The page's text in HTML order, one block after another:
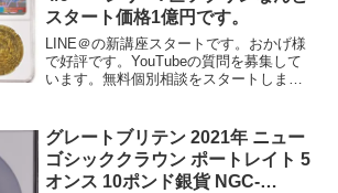
スタート価格1億円です。
LINE＠の新講座スタートです。おかげ様
で好評です。YouTubeの質問を募集して
います。無料個別相談をスタートしまし
が多いので、水、木、日曜に1日2名のみ
受け付けてお...
グレートブリテン 2021年 ニュー
ゴシッククラウン ポートレイト 5
オンス 10ポンド銀貨 NGC-